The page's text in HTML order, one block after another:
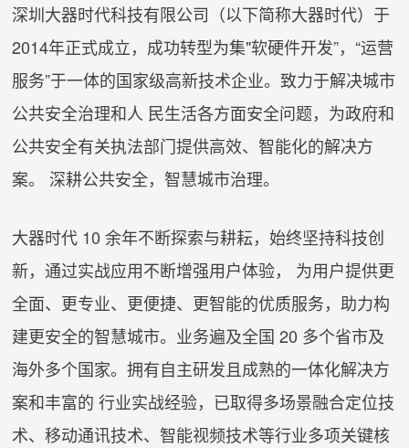
深圳大器时代科技有限公司（以下简称大器时代）于
2014年正式成立，成功转型为集"软硬件开发”，“运营
服务”于一体的国家级高新技术企业。致力于解决城市
公共安全治理和人 民生活各方面安全问题，为政府和
公共安全有关执法部门提供高效、智能化的解决方
案。 深耕公共安全，智慧城市治理。
大器时代 10 余年不断探索与耕耘，始终坚持科技创
新，通过实战应用不断增强用户体验， 为用户提供更
全面、更专业、更便捷、更智能的优质服务，助力构
建更安全的智慧城市。业务遍及全国 20 多个省市及
海外多个国家。拥有自主研发且成熟的一体化解决方
案和丰富的 行业实战经验，已取得多场景融合定位技
术、移动通讯技术、智能视频技术等行业多项关键核